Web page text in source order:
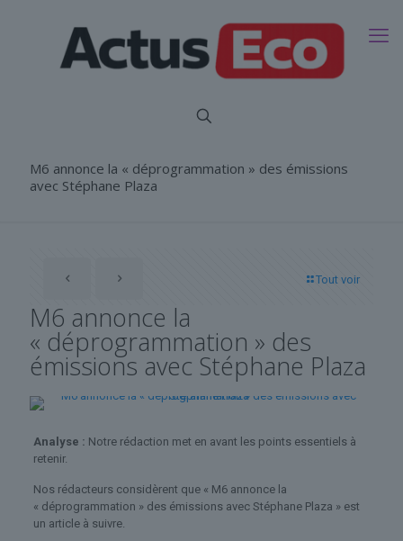
M6 annonce la « déprogrammation » des émissions
avec Stéphane Plaza
Tout voir
M6 annonce la
« déprogrammation » des
émissions avec Stéphane Plaza
Analyse : Notre rédaction met en avant les points essentiels à
retenir.
Nos rédacteurs considèrent que « M6 annonce la
« déprogrammation » des émissions avec Stéphane Plaza » est
un article à suivre.